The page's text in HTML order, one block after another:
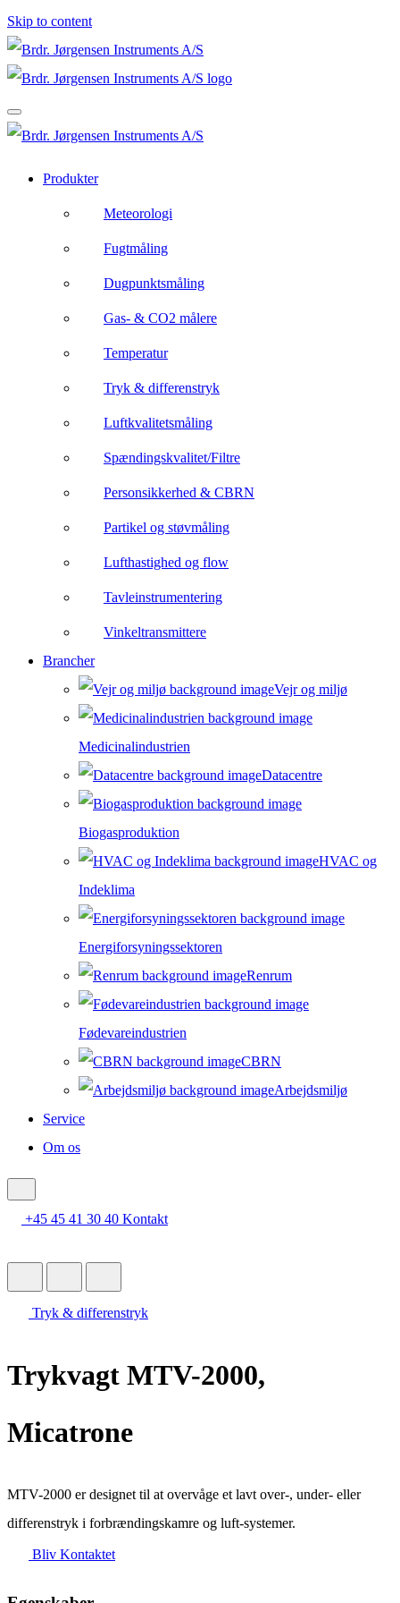
Skip to content
Produkter
Meteorologi
Fugtmåling
Dugpunktsmåling
Gas- & CO2 målere
Temperatur
Tryk & differenstryk
Luftkvalitetsmåling
Spændingskvalitet/Filtre
Personsikkerhed & CBRN
Partikel og støvmåling
Lufthastighed og flow
Tavleinstrumentering
Vinkeltransmittere
Brancher
Vejr og miljø
Medicinalindustrien
Datacentre
Biogasproduktion
HVAC og
Indeklima
Energiforsyningssektoren
Renrum
Fødevareindustrien
CBRN
Arbejdsmiljø
Service
Om os
+45 45 41 30 40 Kontakt
Tryk & differenstryk
Trykvagt MTV-2000,
Micatrone
MTV-2000 er designet til at overvåge et lavt over-, under- eller
differenstryk i forbrændingskamre og luft-systemer.
Bliv Kontaktet